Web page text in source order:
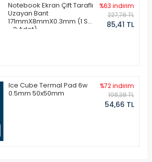
Notebook Ekran Çift Taraflı
Uzayan Bant
171mmX8mmX0.3mm (1 Set
- 2 Adet)
%63 indirim
227,76 TL
85,41 TL
Ice Cube Termal Pad 6w
0.5mm 50x50mm
%72 indirim
198,38 TL
54,66 TL